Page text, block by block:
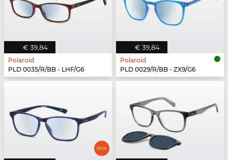
€ 39,84
Polaroid
PLD 0035/R/BB - LHF/G6
€ 39,84
Polaroid
PLD 0029/R/BB - ZX9/G6